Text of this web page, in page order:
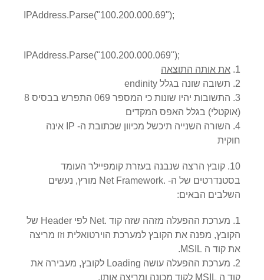
IPAddress.Parse("100.200.000.69");
IPAddress.Parse("100.200.000.069");
את אותה התוצאה
תשובה שונה בגלל endinity
התשובות יהיו שונות כי המספר 069 התפרש בבסיס 8
(אוקטלי) בגלל האפס המקדים
השורה השנייה תיכשל מכיוון שכתובת ה- IP אינה
חוקית
10. קובץ הרצה שנבנה בעזרת קומפיילר העומד
בסטנדרטים של ה- .Net Framework מורץ, נעשים
השלבים הבאים:
מערכת ההפעלה מזהה שזה קוד .Net לפי Header של
הקובץ, מפנה את הקובץ למערכת הוירטואלית וזו מריצה
את קוד ה MSIL.
מערכת ההפעלה עושה Loading לקובץ, מעבירה את
קוד ה MSIL לקוד מכונה ומריצה אותו.